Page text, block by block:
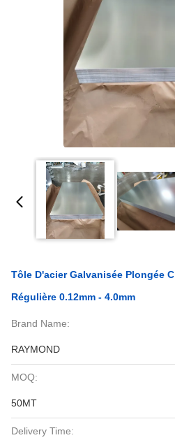
Tôle D'acier Galvanisée Plongée
Régulière 0.12mm - 4.0mm
Brand Name:
RAYMOND
MOQ:
50MT
Delivery Time: